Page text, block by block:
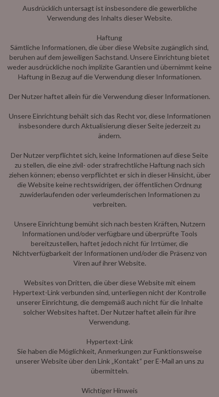
Ausdrücklich untersagt ist insbesondere die gewerbliche
Verwendung des Inhalts dieser Website.
Haftung
Sämtliche Informationen, die über diese Website zugänglich sind,
beruhen auf dem jeweiligen Sachstand. Unsere Einrichtung bietet
weder ausdrückliche noch implizite Garantien und übernimmt keine
Haftung in Bezug auf die Verwendung dieser Informationen.
Der Nutzer haftet allein für die Verwendung dieser Informationen.
Unsere Einrichtung behält sich das Recht vor, diese Informationen
insbesondere durch Aktualisierung dieser Seite jederzeit zu
ändern.
Der Nutzer verpflichtet sich, keine Informationen auf diese Seite
zu stellen, die eine zivil- oder strafrechtliche Haftung nach sich
ziehen können; ebenso verpflichtet er sich in dieser Hinsicht, über
die Website keine rechtswidrigen, der öffentlichen Ordnung
zuwiderlaufenden oder verleumderischen Informationen zu
verbreiten.
Unsere Einrichtung bemüht sich nach besten Kräften, Nutzern
Informationen und/oder verfügbare und überprüfte Tools
bereitzustellen, haftet jedoch nicht für Irrtümer, die
Nichtverfügbarkeit der Informationen und/oder die Präsenz von
Viren auf ihrer Website.
Websites von Dritten, die über diese Website mit einem
Hypertext-Link verbunden sind, unterliegen nicht der Kontrolle
unserer Einrichtung, die demgemäß auch nicht für die Inhalte
solcher Websites haftet. Der Nutzer haftet allein für ihre
Verwendung.
Hypertext-Link
Sie haben die Möglichkeit, Anmerkungen zur Funktionsweise
unserer Website über den Link „Kontakt“ per E-Mail an uns zu
übermitteln.
Wichtiger Hinweis